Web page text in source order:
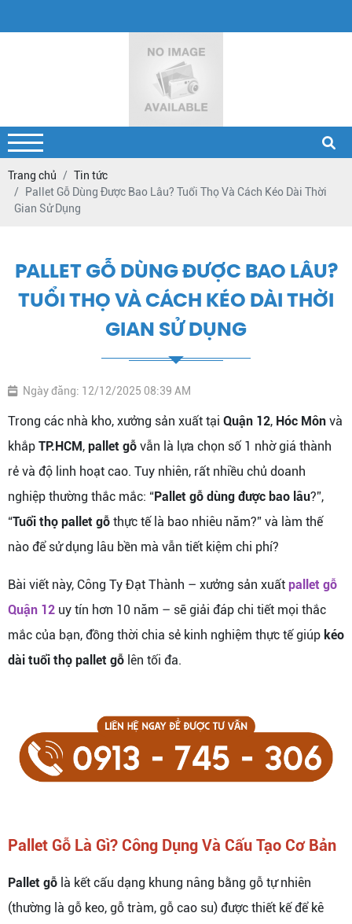
Trang chủ
Tin tức
Pallet Gỗ Dùng Được Bao Lâu? Tuổi Thọ Và Cách Kéo Dài Thời
Gian Sử Dụng
PALLET GỖ DÙNG ĐƯỢC BAO LÂU?
TUỔI THỌ VÀ CÁCH KÉO DÀI THỜI
GIAN SỬ DỤNG
Ngày đăng: 12/12/2025 08:39 AM
Trong các nhà kho, xưởng sản xuất tại Quận 12, Hóc Môn và
khắp TP.HCM, pallet gỗ vẫn là lựa chọn số 1 nhờ giá thành
rẻ và độ linh hoạt cao. Tuy nhiên, rất nhiều chủ doanh
nghiệp thường thắc mắc: “Pallet gỗ dùng được bao lâu?”,
“Tuổi thọ pallet gỗ thực tế là bao nhiêu năm?” và làm thế
nào để sử dụng lâu bền mà vẫn tiết kiệm chi phí?
Bài viết này, Công Ty Đạt Thành – xưởng sản xuất pallet gỗ
Quận 12 uy tín hơn 10 năm – sẽ giải đáp chi tiết mọi thắc
mắc của bạn, đồng thời chia sẻ kinh nghiệm thực tế giúp kéo
dài tuổi thọ pallet gỗ lên tối đa.
Pallet Gỗ Là Gì? Công Dụng Và Cấu Tạo Cơ Bản
Pallet gỗ là kết cấu dạng khung nâng bằng gỗ tự nhiên
(thường là gỗ keo, gỗ tràm, gỗ cao su) được thiết kế để kê